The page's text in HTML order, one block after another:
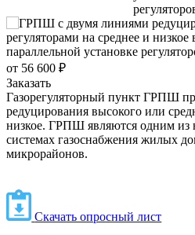
от 56 600 ₽
Заказать
Газорегуляторный пункт ГРПШ
редуцирования высокого или
низкое. ГРПШ являются одним из
системах газоснабжения жилых
микрорайонов.
Скачать опросный лист